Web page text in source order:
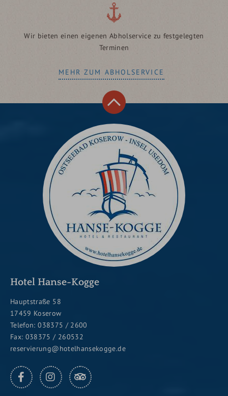
Wir bieten einen eigenen Abholservice zu festgelegten
Terminen
MEHR ZUM ABHOLSERVICE
Hotel Hanse-Kogge
Hauptstraße 58
17459 Koserow
Telefon:038375 / 2600
Fax: 038375 / 260532
reservierung@hotelhansekogge.de